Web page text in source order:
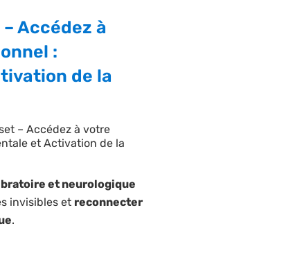
Accédez à
:
de la
– Accédez à votre
et Activation de la
et neurologique
invisibles et reconnecter
.